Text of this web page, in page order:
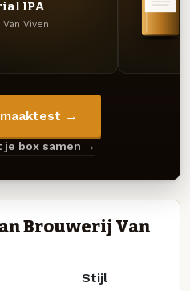
IPA
Van Viven
→
je box samen →
Brouwerij Van
Stijl